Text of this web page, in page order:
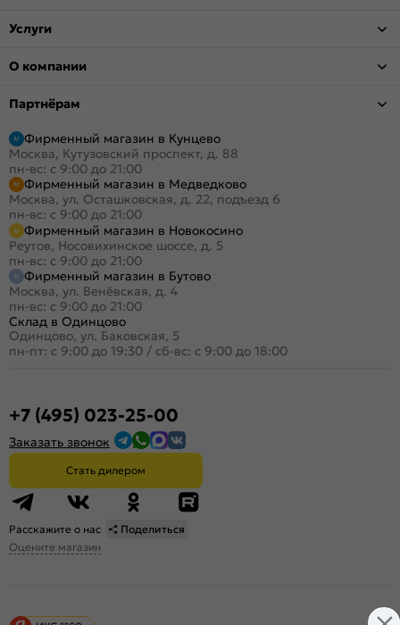
Услуги
О компании
Партнёрам
Фирменный магазин в Кунцево
Москва, Кутузовский проспект, д. 88
пн-вс: с 9:00 до 21:00
Фирменный магазин в Медведково
Москва, ул. Осташковская, д. 22, подъезд 6
пн-вс: с 9:00 до 21:00
Фирменный магазин в Новокосино
Реутов, Носовихинское шоссе, д. 5
пн-вс: с 9:00 до 21:00
Фирменный магазин в Бутово
Москва, ул. Венёвская, д. 4
пн-вс: с 9:00 до 21:00
Склад в Одинцово
Одинцово, ул. Баковская, 5
пн-пт: с 9:00 до 19:30 / сб-вс: с 9:00 до 18:00
+7 (495) 023-25-00
Заказать звонок
Стать дилером
Расскажите о нас
Поделиться
Оцените магазин